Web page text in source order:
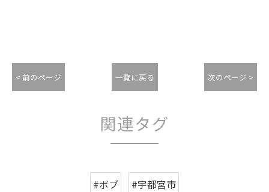
< 前のページ 一覧に戻る 次のページ >
関連タグ
#ボブ #宇都宮市